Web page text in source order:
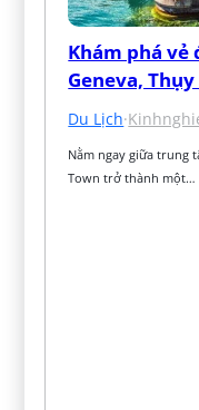
Khám phá vẻ
Geneva, Thụy
Du Lịch·
Nằm ngay giữa trung
Town trở thành một…